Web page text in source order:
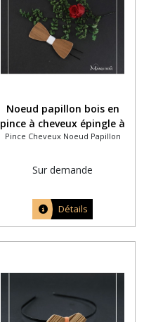
Noeud papillon bois en
pince à cheveux épingle à
chignon noyer et fil blanc
Pince Cheveux Noeud Papillon
Sur demande
Détails